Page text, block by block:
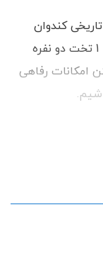
کندوان
واقع شده است. دارای 1 اتاق خواب همراه با 1 تخت دو نفره
امکانات رفاهی